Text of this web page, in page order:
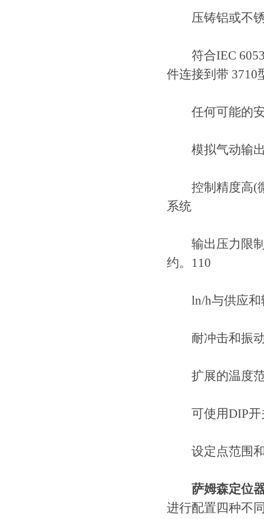
压铸铝或不锈
符合IEC
件连接到带 3710
任何可能的安
模拟气动输出
控制精度高(微
系统
输出压力限制
约。110
ln/h与供应和输
耐冲击和振
扩展的温度范
可使用DIP开
设定点范围和
萨姆森定位
进行配置四种不